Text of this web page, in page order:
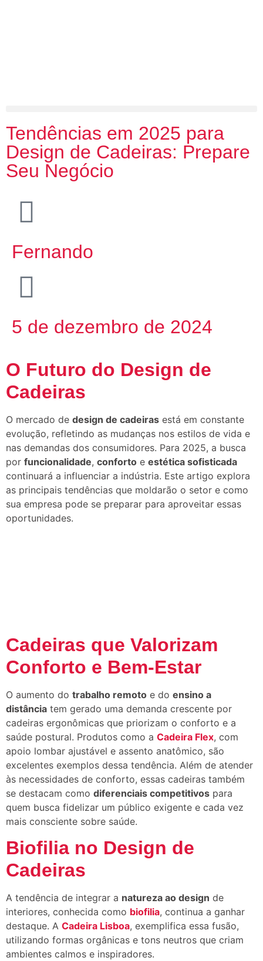
Tendências em 2025 para
Design de Cadeiras: Prepare
Seu Negócio
Fernando
5 de dezembro de 2024
O Futuro do Design de
Cadeiras
O mercado de design de cadeiras está em constante
evolução, refletindo as mudanças nos estilos de vida e
nas demandas dos consumidores. Para 2025, a busca
por funcionalidade, conforto e estética sofisticada
continuará a influenciar a indústria. Este artigo explora
as principais tendências que moldarão o setor e como
sua empresa pode se preparar para aproveitar essas
oportunidades.
Cadeiras que Valorizam
Conforto e Bem-Estar
O aumento do trabalho remoto e do ensino a
distância tem gerado uma demanda crescente por
cadeiras ergonômicas que priorizam o conforto e a
saúde postural. Produtos como a Cadeira Flex, com
apoio lombar ajustável e assento anatômico, são
excelentes exemplos dessa tendência. Além de atender
às necessidades de conforto, essas cadeiras também
se destacam como diferenciais competitivos para
quem busca fidelizar um público exigente e cada vez
mais consciente sobre saúde.
Biofilia no Design de
Cadeiras
A tendência de integrar a natureza ao design de
interiores, conhecida como biofilia, continua a ganhar
destaque. A Cadeira Lisboa, exemplifica essa fusão,
utilizando formas orgânicas e tons neutros que criam
ambientes calmos e inspiradores.